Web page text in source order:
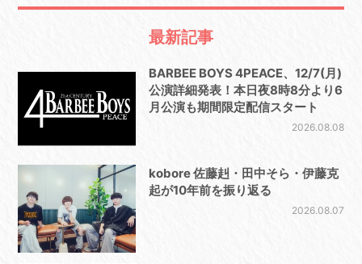
最新記事
BARBEE BOYS 4PEACE、12/7(月)
公演詳細発表！本日夜8時8分より6
月公演も期間限定配信スタート
2026.08.08
kobore 佐藤赳・田中そら・伊藤克
起が10年前を振り返る
2026.08.07